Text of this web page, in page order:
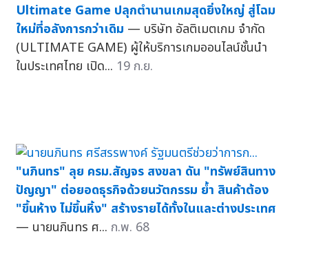
Ultimate Game ปลุกตำนานเกมสุดยิ่งใหญ่ สู่โฉม
ใหม่ที่อลังการกว่าเดิม — บริษัท อัลติเมตเกม จำกัด
(ULTIMATE GAME) ผู้ให้บริการเกมออนไลน์ชั้นนำ
ในประเทศไทย เปิด... 19 ก.ย.
"นภินทร" ลุย ครม.สัญจร สงขลา ดัน "ทรัพย์สินทาง
ปัญญา" ต่อยอดธุรกิจด้วยนวัตกรรม ย้ำ สินค้าต้อง
"ขึ้นห้าง ไม่ขึ้นหิ้ง" สร้างรายได้ทั้งในและต่างประเทศ
— นายนภินทร ศ... ก.พ. 68